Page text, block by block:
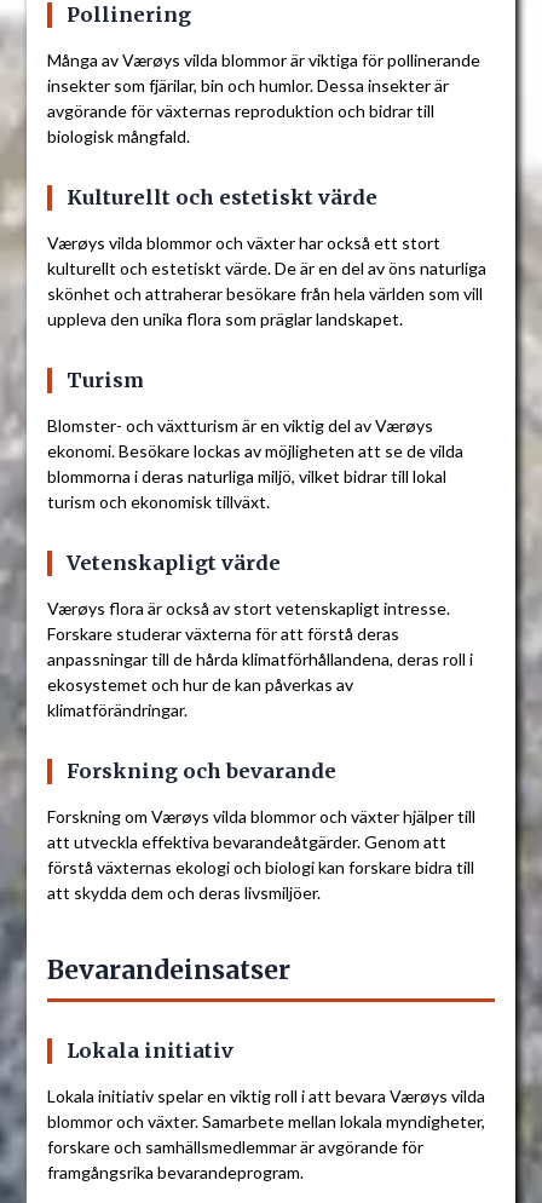
Pollinering
Många av Værøys vilda blommor är viktiga för pollinerande
insekter som fjärilar, bin och humlor. Dessa insekter är
avgörande för växternas reproduktion och bidrar till
biologisk mångfald.
Kulturellt och estetiskt värde
Værøys vilda blommor och växter har också ett stort
kulturellt och estetiskt värde. De är en del av öns naturliga
skönhet och attraherar besökare från hela världen som vill
uppleva den unika flora som präglar landskapet.
Turism
Blomster- och växtturism är en viktig del av Værøys
ekonomi. Besökare lockas av möjligheten att se de vilda
blommorna i deras naturliga miljö, vilket bidrar till lokal
turism och ekonomisk tillväxt.
Vetenskapligt värde
Værøys flora är också av stort vetenskapligt intresse.
Forskare studerar växterna för att förstå deras
anpassningar till de hårda klimatförhållandena, deras roll i
ekosystemet och hur de kan påverkas av
klimatförändringar.
Forskning och bevarande
Forskning om Værøys vilda blommor och växter hjälper till
att utveckla effektiva bevarandeåtgärder. Genom att
förstå växternas ekologi och biologi kan forskare bidra till
att skydda dem och deras livsmiljöer.
Bevarandeinsatser
Lokala initiativ
Lokala initiativ spelar en viktig roll i att bevara Værøys vilda
blommor och växter. Samarbete mellan lokala myndigheter,
forskare och samhällsmedlemmar är avgörande för
framgångsrika bevarandeprogram.